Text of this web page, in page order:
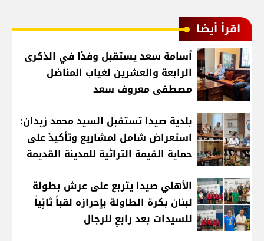
اقرأ أيضا
أسامة سعد يستقبل وفدًا في الذكرى
الرابعة والعشرين لغياب المناضل
مصطفى معروف سعد
بلدية صيدا تستقبل السيد محمد زيدان:
استعراض شامل لمشاريع وتأكيدٌ على
حماية القيمة التراثية للمدينة القديمة
الأهلي صيدا يتربع على عرش بطولة
لبنان بكرة الطاولة بإحرازه لقباً ثانٍياً
للسيدات بعد رابعٍ للرجال